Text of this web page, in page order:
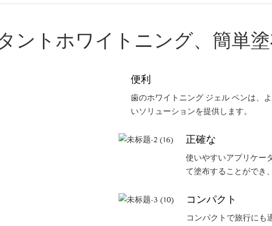
ントホワイトニング、簡単
便利
歯のホワイトニング ジェル ペンは、
いソリューションを提供します。
正確な
使いやすいアプリケー
て塗布することができ
コンパクト
コンパクトで旅行にも